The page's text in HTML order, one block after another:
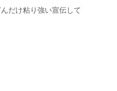
だけ粘り強い宣伝して